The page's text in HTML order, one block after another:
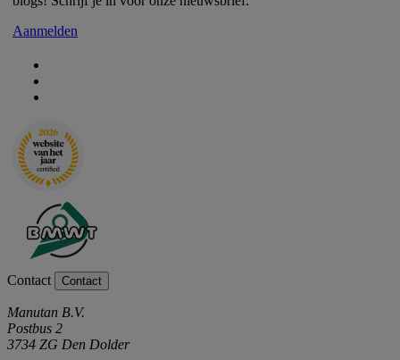
Aanmelden
Contact Contact
Manutan B.V.
Postbus 2
3734 ZG Den Dolder